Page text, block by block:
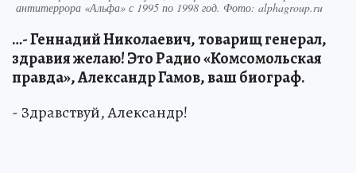
антитеррора «Альфа» с 1995 по 1998 год. Фото: alphagroup.ru
…- Геннадий Николаевич, товарищ генерал,
здравия желаю! Это Радио «Комсомольская
правда», Александр Гамов, ваш биограф.
- Здравствуй, Александр!